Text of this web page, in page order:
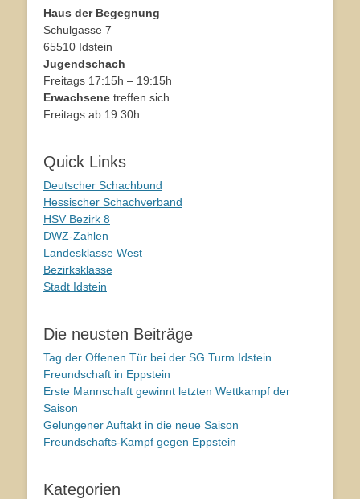
Haus der Begegnung
Schulgasse 7
65510 Idstein
Jugendschach
Freitags 17:15h – 19:15h
Erwachsene treffen sich
Freitags ab 19:30h
Quick Links
Deutscher Schachbund
Hessischer Schachverband
HSV Bezirk 8
DWZ-Zahlen
Landesklasse West
Bezirksklasse
Stadt Idstein
Die neusten Beiträge
Tag der Offenen Tür bei der SG Turm Idstein
Freundschaft in Eppstein
Erste Mannschaft gewinnt letzten Wettkampf der
Saison
Gelungener Auftakt in die neue Saison
Freundschafts-Kampf gegen Eppstein
Kategorien